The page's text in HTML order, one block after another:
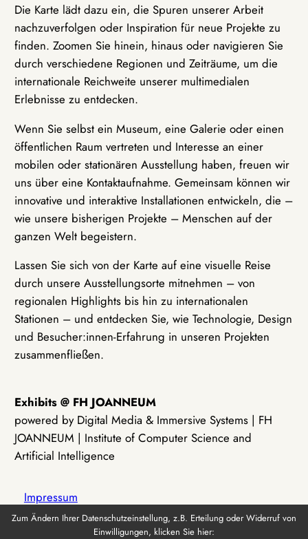
Die Karte lädt dazu ein, die Spuren unserer Arbeit
nachzuverfolgen oder Inspiration für neue Projekte zu
finden. Zoomen Sie hinein, hinaus oder navigieren Sie
durch verschiedene Regionen und Zeiträume, um die
internationale Reichweite unserer multimedialen
Erlebnisse zu entdecken.
Wenn Sie selbst ein Museum, eine Galerie oder einen
öffentlichen Raum vertreten und Interesse an einer
mobilen oder stationären Ausstellung haben, freuen wir
uns über eine Kontaktaufnahme. Gemeinsam können wir
innovative und interaktive Installationen entwickeln, die –
wie unsere bisherigen Projekte – Menschen auf der
ganzen Welt begeistern.
Lassen Sie sich von der Karte auf eine visuelle Reise
durch unsere Ausstellungsorte mitnehmen – von
regionalen Highlights bis hin zu internationalen
Stationen – und entdecken Sie, wie Technologie, Design
und Besucher:innen-Erfahrung in unseren Projekten
zusammenfließen.
Exhibits @ FH JOANNEUM
powered by Digital Media & Immersive Systems | FH
JOANNEUM | Institute of Computer Science and
Artificial Intelligence
Impressum
Zum Ändern Ihrer Datenschutzeinstellung, z.B. Erteilung oder Widerruf von
Einwilligungen, klicken Sie hier: